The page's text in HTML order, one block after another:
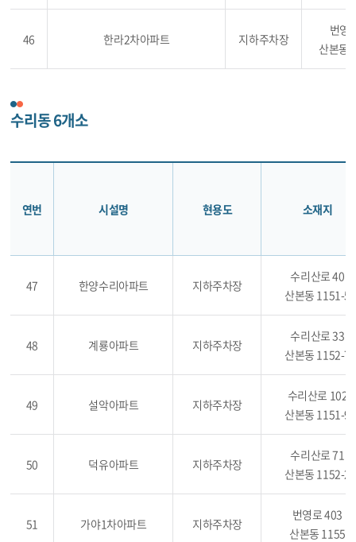
46 한라2차아파트 지하주차장
번영
산본동
수리동 6개소
연번 시설명 현용도 소재지
47 한양수리아파트 지하주차장
수리산로 40
산본동 1151-5
48 계룡아파트 지하주차장
수리산로 33
산본동 1152-7
49 설악아파트 지하주차장
수리산로 102
산본동 1151-9
50 덕유아파트 지하주차장
수리산로 71
산본동 1152-2
51 가야1차아파트 지하주차장
번영로 403
산본동 1155